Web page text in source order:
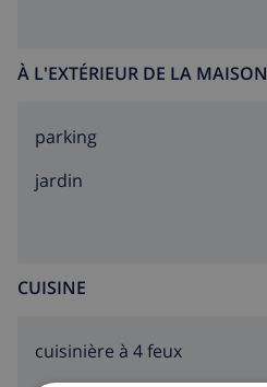
À L'EXTÉRIEUR DE LA MAISON
parking
jardin
CUISINE
cuisinière à 4 feux